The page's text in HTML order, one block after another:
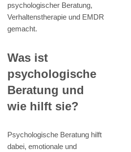
psychologischer Beratung,
Verhaltenstherapie und EMDR
gemacht.
Was ist
psychologische
Beratung und
wie hilft sie?
Psychologische Beratung hilft
dabei, emotionale und